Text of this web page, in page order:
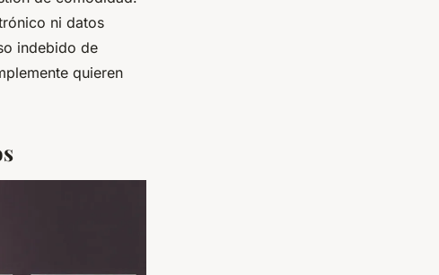
ni datos
indebido de
quieren